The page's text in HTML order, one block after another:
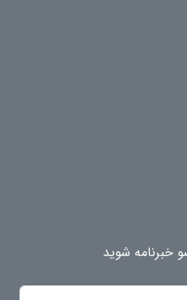
خبرنامه شوید